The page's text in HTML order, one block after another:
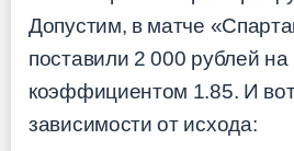
Допустим, в матче
поставили 2 000 рублей
коэффициентом 1.85. И вот
зависимости от исхода: